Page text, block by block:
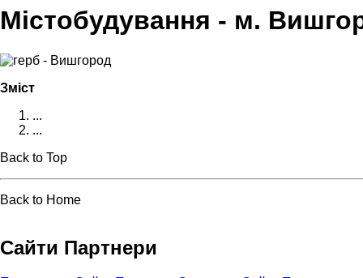
навигации
Містобудування - м.
Зміст
...
...
Back to Top
Back to Home
Сайти Партнери